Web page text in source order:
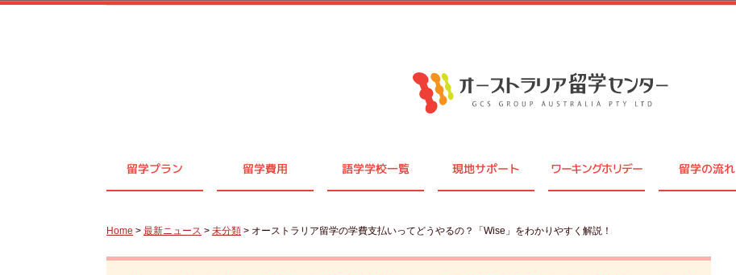
留学プラン 留学費用 語学学校一覧 現地サポート ワーキングホリデー 留学の流れ
Home > 最新ニュース > 未分類 > オーストラリア留学の学費支払いってどうやるの？「Wise」をわかりやすく解説！